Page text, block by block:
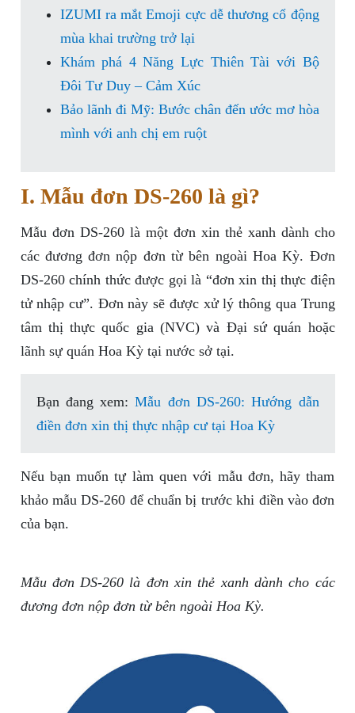
IZUMI ra mắt Emoji cực dễ thương cổ động
mùa khai trường trở lại
Khám phá 4 Năng Lực Thiên Tài với Bộ
Đôi Tư Duy – Cảm Xúc
Bảo lãnh đi Mỹ: Bước chân đến ước mơ hòa
mình với anh chị em ruột
I. Mẫu đơn DS-260 là gì?
Mẫu đơn DS-260 là một đơn xin thẻ xanh dành cho
các đương đơn nộp đơn từ bên ngoài Hoa Kỳ. Đơn
DS-260 chính thức được gọi là “đơn xin thị thực điện
tử nhập cư”. Đơn này sẽ được xử lý thông qua Trung
tâm thị thực quốc gia (NVC) và Đại sứ quán hoặc
lãnh sự quán Hoa Kỳ tại nước sở tại.
Bạn đang xem:Mẫu đơn DS-260: Hướng dẫn
điền đơn xin thị thực nhập cư tại Hoa Kỳ
Nếu bạn muốn tự làm quen với mẫu đơn, hãy tham
khảo mẫu DS-260 để chuẩn bị trước khi điền vào đơn
của bạn.
Mẫu đơn DS-260 là đơn xin thẻ xanh dành cho các
đương đơn nộp đơn từ bên ngoài Hoa Kỳ.